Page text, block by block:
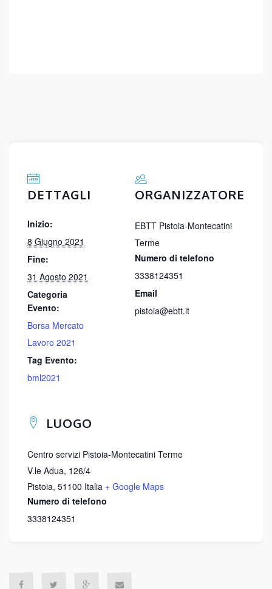
DETTAGLI
Inizio:
8 Giugno 2021
Fine:
31 Agosto 2021
Categoria
Evento:
Borsa Mercato
Lavoro 2021
Tag Evento:
bml2021
LUOGO
Centro servizi Pistoia-Montecatini Terme
V.le Adua, 126/4
Pistoia, 51100 Italia + Google Maps
Numero di telefono
3338124351
ORGANIZZATORE
EBTT Pistoia-Montecatini
Terme
Numero di telefono
3338124351
Email
pistoia@ebtt.it